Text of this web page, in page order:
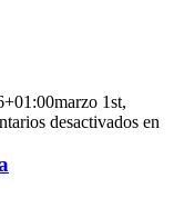
marzo 1st,
desactivados en